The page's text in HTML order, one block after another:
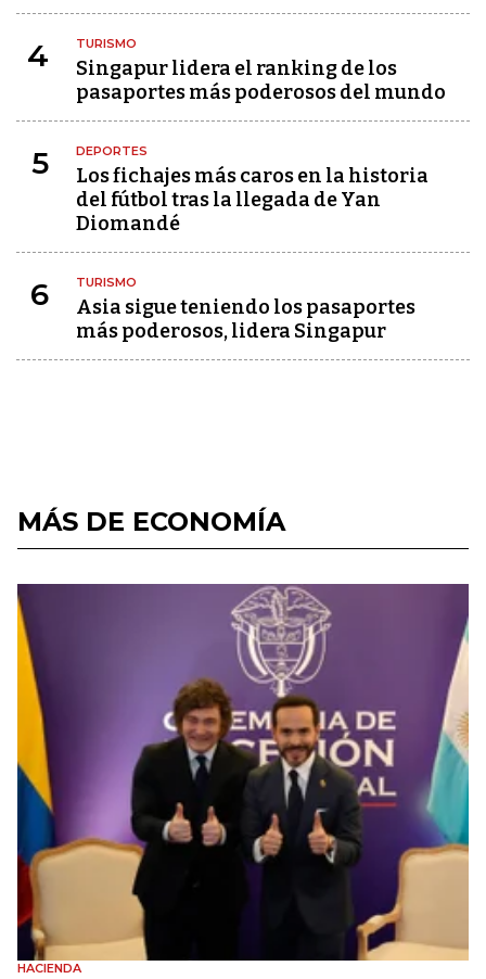
4 TURISMO
Singapur lidera el ranking de los
pasaportes más poderosos del mundo
5 DEPORTES
Los fichajes más caros en la historia
del fútbol tras la llegada de Yan
Diomandé
6 TURISMO
Asia sigue teniendo los pasaportes
más poderosos, lidera Singapur
MÁS DE ECONOMÍA
HACIENDA